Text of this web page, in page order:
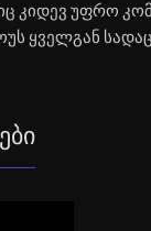
კიდევ უფრო
ყველგან